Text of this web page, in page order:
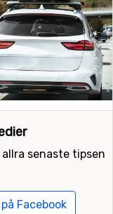
allra senaste tipsen
Facebook